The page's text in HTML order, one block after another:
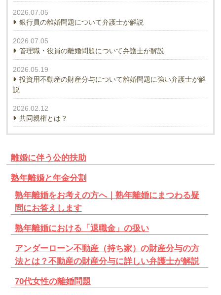
2026.07.05
銀行員の離婚問題について弁護士が解説
2026.07.05
管理職・役員の離婚問題について弁護士が解説
2026.05.19
投資用不動産の財産分与について離婚問題に強い弁護士が解
説
2026.02.12
共同親権とは？
離婚に伴う公的扶助
熟年離婚と年金分割
熟年離婚をお考えの方へ｜熟年離婚にまつわる疑
問にお答えします
熟年離婚における「退職金」の扱い
アンダーローン不動産（持ち家）の財産分与の方
法とは？不動産の財産分与に詳しい弁護士が解説
70代女性の離婚問題